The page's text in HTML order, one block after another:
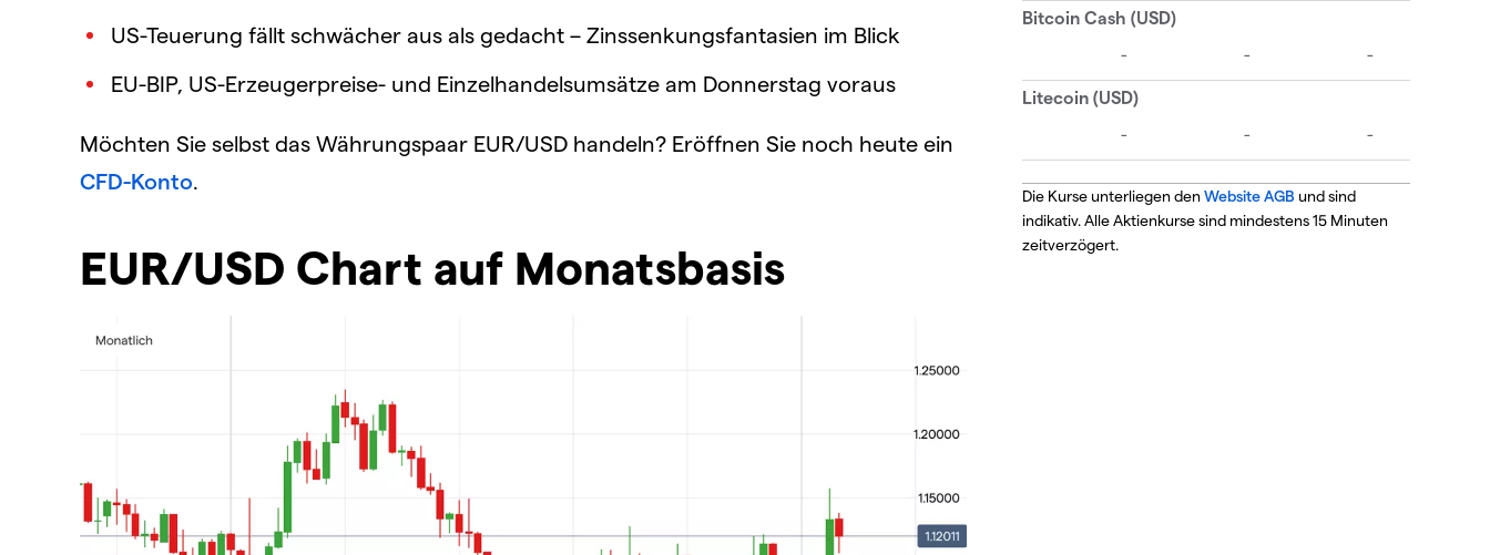
US-Teuerung fällt schwächer aus als gedacht – Zinssenkungsfantasien im Blick
EU-BIP, US-Erzeugerpreise- und Einzelhandelsumsätze am Donnerstag voraus
Möchten Sie selbst das Währungspaar EUR/USD handeln? Eröffnen Sie noch heute ein
CFD-Konto.
EUR/USD Chart auf Monatsbasis
Die Kurse unterliegen den Website AGB und sind
indikativ. Alle Aktienkurse sind mindestens 15 Minuten
zeitverzögert.